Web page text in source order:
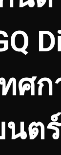
ศก
ตร์